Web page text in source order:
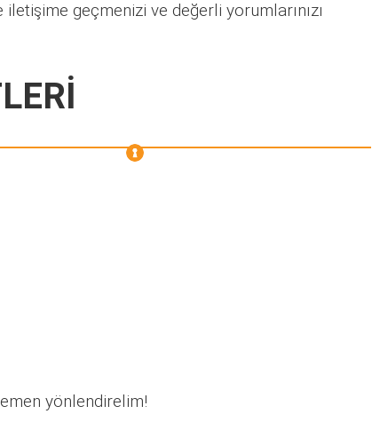
geçmenizi ve değerli yorumlarınızı
yönlendirelim!